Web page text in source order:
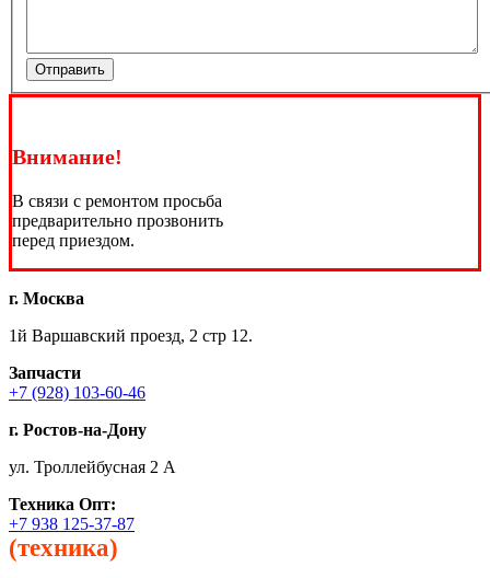
Отправить
Внимание!
В связи с ремонтом просьба
предварительно прозвонить
перед приездом.
г. Москва
1й Варшавский проезд, 2 стр 12.
Запчасти
+7 (928) 103-60-46
г. Ростов-на-Дону
ул. Троллейбусная 2 А
Техника Опт:
+7 938 125-37-87
(техника)